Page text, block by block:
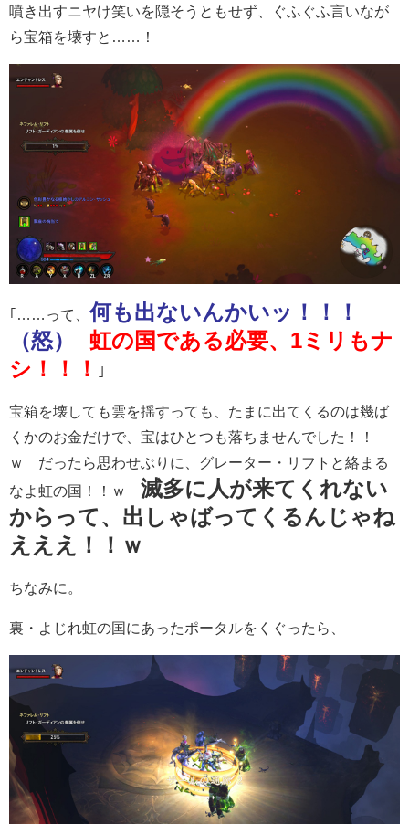
噴き出すニヤけ笑いを隠そうともせず、ぐふぐふ言いなが
ら宝箱を壊すと……！
｢……って、何も出ないんかいッ！！！
（怒）
虹の国である必要、1ミリもナ
シ！！！
｣
宝箱を壊しても雲を揺すっても、たまに出てくるのは幾ば
くかのお金だけで、宝はひとつも落ちませんでした！！
ｗ だったら思わせぶりに、グレーター・リフトと絡まる
なよ虹の国！！ｗ 滅多に人が来てくれない
からって、出しゃばってくるんじゃね
えええ！！ｗ
ちなみに。
裏・よじれ虹の国にあったポータルをくぐったら、